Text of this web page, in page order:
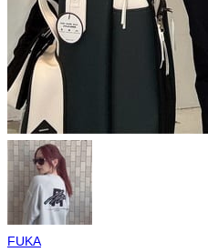
FUKA